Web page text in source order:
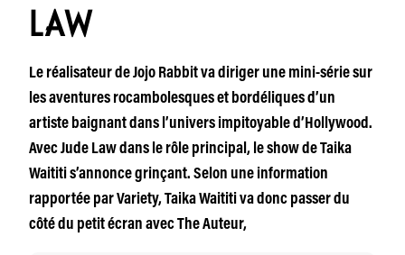
LAW
Le réalisateur de Jojo Rabbit va diriger une mini-série sur
les aventures rocambolesques et bordéliques d’un
artiste baignant dans l’univers impitoyable d’Hollywood.
Avec Jude Law dans le rôle principal, le show de Taika
Waititi s’annonce grinçant. Selon une information
rapportée par Variety, Taika Waititi va donc passer du
côté du petit écran avec The Auteur,